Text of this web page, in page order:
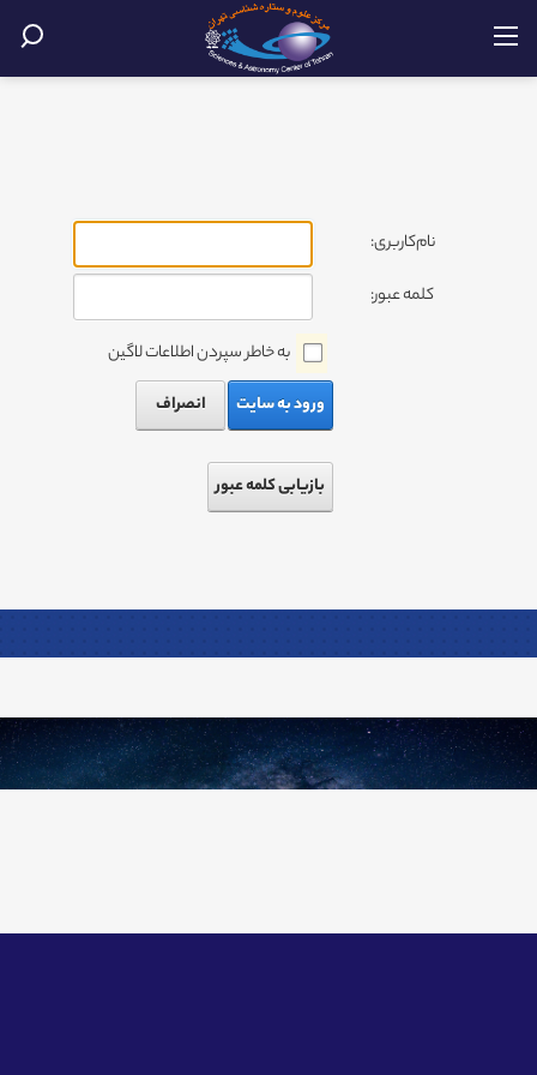
نام‌کاربری:
کلمه عبور:
به خاطر سپردن اطلاعات لاگین
ورود به سایت
انصراف
بازیابی کلمه عبور